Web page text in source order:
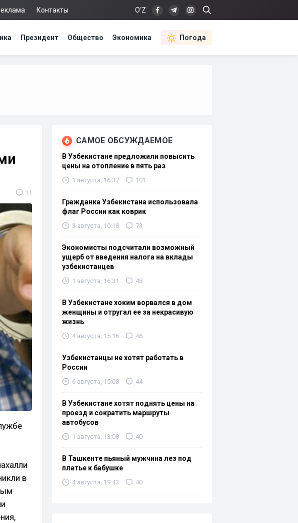
Контакты O‘Z
Президент Общество Экономика Погода
11
в
САМОЕ ОБСУЖДАЕМОЕ
В Узбекистане предложили повысить
цены на отопление в пять раз
1 августа, 16:37 101
Гражданка Узбекистана использовала
флаг России как коврик
3 августа, 10:18 73
Экономисты подсчитали возможный
ущерб от введения налога на вклады
узбекистанцев
1 августа, 16:31 48
В Узбекистане хоким ворвался в дом
женщины и отругал ее за некрасивую
жизнь
4 августа, 15:16 46
Узбекистанцы не хотят работать в
России
6 августа, 15:08 44
В Узбекистане хотят поднять цены на
проезд и сократить маршруты
автобусов
1 августа, 13:08 40
В Ташкенте пьяный мужчина лез под
платье к бабушке
4 августа, 19:43 40